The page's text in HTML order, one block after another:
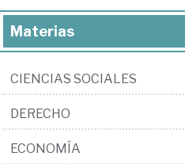
Materias
CIENCIAS SOCIALES
DERECHO
ECONOMÍA